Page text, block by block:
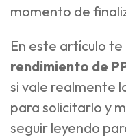
momento de
En este artículo
rendimiento de
si vale realmente
para solicitarlo y
seguir leyendo